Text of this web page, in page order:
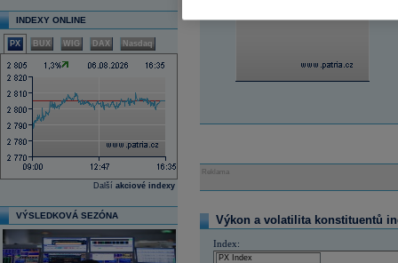
INDEXY ONLINE
PX BUX WIG DAX Nasdaq
Další akciové indexy
VÝSLEDKOVÁ SEZÓNA
Reklama
Výkon a volatilita konstituentů
Index: